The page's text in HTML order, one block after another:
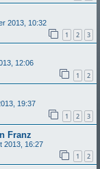
2013, 10:32
1 2 3
12:06
1 2
19:37
1 2 3
Franz
2013, 16:27
1 2